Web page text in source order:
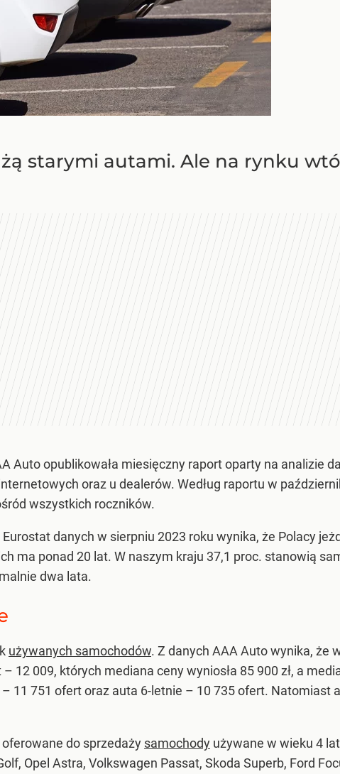
starymi autami. Ale na rynku
Auto opublikowała miesięczny raport oparty na analizie
oraz u dealerów. Według raportu w
wszystkich roczników.
danych w sierpniu 2023 roku wynika, że Polacy
ma ponad 20 lat. W naszym kraju 37,1 proc. stanowią
dwa lata.
używanych samochodów. Z danych AAA Auto wynika, że
12 009, których mediana ceny wyniosła 85 900 zł, a
11 751 ofert oraz auta 6-letnie – 10 735 ofert. Natomiast
do sprzedaży samochody używane w wieku 4
Opel Astra, Volkswagen Passat, Skoda Superb, Ford